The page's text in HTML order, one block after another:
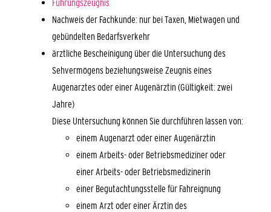
Führungszeugnis
Nachweis der Fachkunde: nur bei Taxen, Mietwagen und
gebündelten Bedarfsverkehr
ärztliche Bescheinigung über die Untersuchung des
Sehvermögens beziehungsweise Zeugnis eines
Augenarztes oder einer Augenärztin (Gültigkeit: zwei
Jahre)
Diese Untersuchung können Sie durchführen lassen von:
einem Augenarzt oder einer Augenärztin
einem Arbeits- oder Betriebsmediziner oder
einer Arbeits- oder Betriebsmedizinerin
einer Begutachtungsstelle für Fahreignung
einem Arzt oder einer Ärztin des